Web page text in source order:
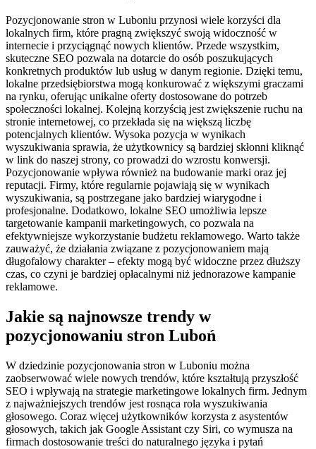
Pozycjonowanie stron w Luboniu przynosi wiele korzyści dla
lokalnych firm, które pragną zwiększyć swoją widoczność w
internecie i przyciągnąć nowych klientów. Przede wszystkim,
skuteczne SEO pozwala na dotarcie do osób poszukujących
konkretnych produktów lub usług w danym regionie. Dzięki temu,
lokalne przedsiębiorstwa mogą konkurować z większymi graczami
na rynku, oferując unikalne oferty dostosowane do potrzeb
społeczności lokalnej. Kolejną korzyścią jest zwiększenie ruchu na
stronie internetowej, co przekłada się na większą liczbę
potencjalnych klientów. Wysoka pozycja w wynikach
wyszukiwania sprawia, że użytkownicy są bardziej skłonni kliknąć
w link do naszej strony, co prowadzi do wzrostu konwersji.
Pozycjonowanie wpływa również na budowanie marki oraz jej
reputacji. Firmy, które regularnie pojawiają się w wynikach
wyszukiwania, są postrzegane jako bardziej wiarygodne i
profesjonalne. Dodatkowo, lokalne SEO umożliwia lepsze
targetowanie kampanii marketingowych, co pozwala na
efektywniejsze wykorzystanie budżetu reklamowego. Warto także
zauważyć, że działania związane z pozycjonowaniem mają
długofalowy charakter – efekty mogą być widoczne przez dłuższy
czas, co czyni je bardziej opłacalnymi niż jednorazowe kampanie
reklamowe.
Jakie są najnowsze trendy w
pozycjonowaniu stron Luboń
W dziedzinie pozycjonowania stron w Luboniu można
zaobserwować wiele nowych trendów, które kształtują przyszłość
SEO i wpływają na strategie marketingowe lokalnych firm. Jednym
z najważniejszych trendów jest rosnąca rola wyszukiwania
głosowego. Coraz więcej użytkowników korzysta z asystentów
głosowych, takich jak Google Assistant czy Siri, co wymusza na
firmach dostosowanie treści do naturalnego języka i pytań